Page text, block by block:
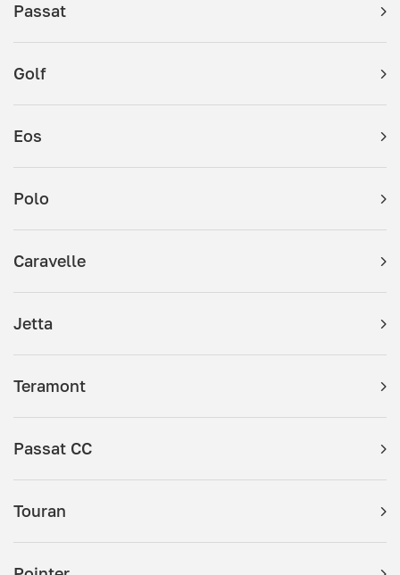
Passat
Golf
Eos
Polo
Caravelle
Jetta
Teramont
Passat CC
Touran